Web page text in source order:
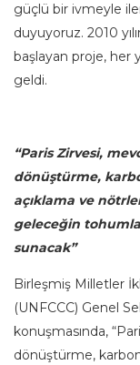
güçlü bir ivmeyle
duyuyoruz. 2010
başlayan proje, her
geldi.
“Paris Zirvesi,
dönüştürme,
açıklama ve
geleceğin
sunacak”
Birleşmiş Milletler
(UNFCCC) Genel
konuşmasında,
dönüştürme,